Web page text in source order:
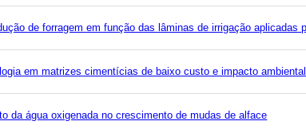
de forragem em função das lâminas de irrigação aplicadas
em matrizes cimentícias de baixo custo e impacto
da água oxigenada no crescimento de mudas de alface